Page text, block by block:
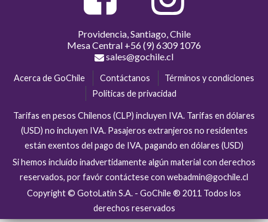
Providencia, Santiago, Chile
Mesa Central +56 (9) 6309 1076
sales@gochile.cl
Acerca de GoChile Contáctanos
Términos y condiciones
Políticas de privacidad
Tarifas en pesos Chilenos (CLP) incluyen IVA. Tarifas en dólares
(USD) no incluyen IVA. Pasajeros extranjeros no residentes
están exentos del pago de IVA, pagando en dólares (USD)
Si hemos incluído inadvertidamente algún material con derechos
reservados, por favór contáctese con webadmin@gochile.cl
Copyright © GotoLatin S.A. - GoChile ® 2011 Todos los
derechos reservados